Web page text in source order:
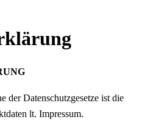
der Datenschutzgesetze ist die
lt. Impressum.